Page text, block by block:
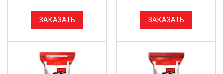
ЗАКАЗАТЬ ЗАКАЗАТЬ